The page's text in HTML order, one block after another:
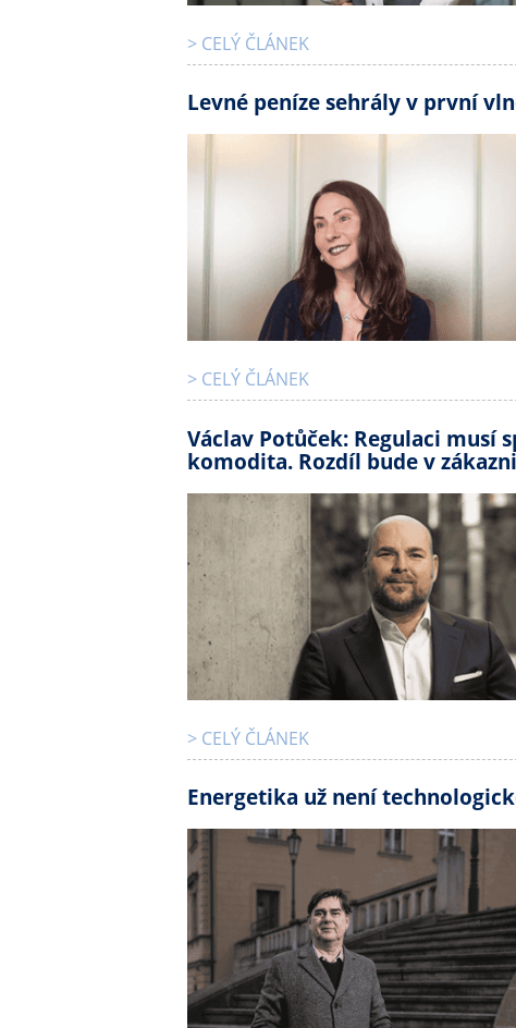
> CELÝ ČLÁNEK
Levné peníze sehrály v první
> CELÝ ČLÁNEK
Václav Potůček: Regulaci musí
komodita. Rozdíl bude v
> CELÝ ČLÁNEK
Energetika už není